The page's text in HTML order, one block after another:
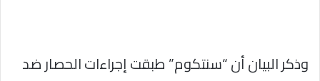
وذكر البيان أن “سنتكوم” طبقت إجراءات الحصار ضد